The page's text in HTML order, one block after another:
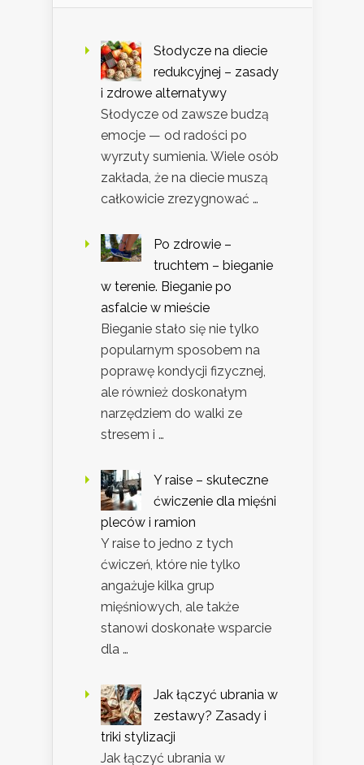
Słodycze na diecie
redukcyjnej – zasady
i zdrowe alternatywy
Słodycze od zawsze budzą
emocje — od radości po
wyrzuty sumienia. Wiele osób
zakłada, że na diecie muszą
całkowicie zrezygnować …
Po zdrowie –
truchtem – bieganie
w terenie. Bieganie po
asfalcie w mieście
Bieganie stało się nie tylko
popularnym sposobem na
poprawę kondycji fizycznej,
ale również doskonałym
narzędziem do walki ze
stresem i …
Y raise – skuteczne
ćwiczenie dla mięśni
pleców i ramion
Y raise to jedno z tych
ćwiczeń, które nie tylko
angażuje kilka grup
mięśniowych, ale także
stanowi doskonałe wsparcie
dla …
Jak łączyć ubrania w
zestawy? Zasady i
triki stylizacji
Jak łączyć ubrania w